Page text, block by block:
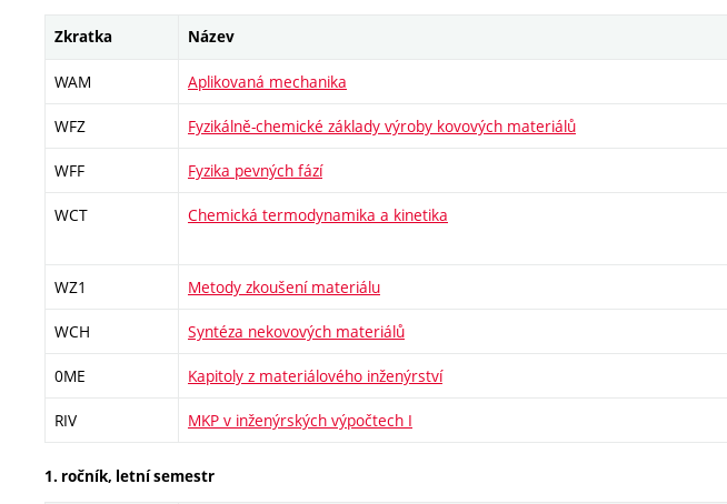
Zkratka Název
WAM Aplikovaná mechanika
WFZ Fyzikálně-chemické základy výroby kovových materiálů
WFF Fyzika pevných fází
WCT Chemická termodynamika a kinetika
WZ1 Metody zkoušení materiálu
WCH Syntéza nekovových materiálů
0ME Kapitoly z materiálového inženýrství
RIV MKP v inženýrských výpočtech I
1. ročník, letní semestr